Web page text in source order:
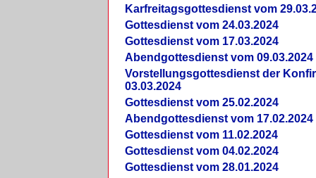
Karfreitagsgottesdienst vom
Gottesdienst vom 24.03.2024
Gottesdienst vom 17.03.2024
Abendgottesdienst vom 09.03.2024
Vorstellungsgottesdienst der
03.03.2024
Gottesdienst vom 25.02.2024
Abendgottesdienst vom 17.02.2024
Gottesdienst vom 11.02.2024
Gottesdienst vom 04.02.2024
Gottesdienst vom 28.01.2024